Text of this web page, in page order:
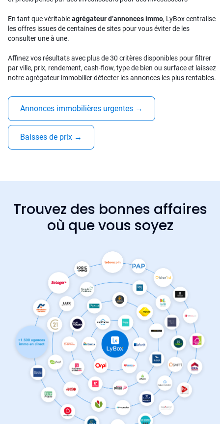
En tant que véritableagrégateur d’annonces immo, LyBox centralise
les offres issues de centaines de sites pour vous éviter de les
consulter une à une.
Affinez vos résultats avec plus de 30 critères disponibles pour filtrer
par ville, prix, rendement, cash-flow, type de bien ou surface et laissez
notre agrégateur immobilier détecter les annonces les plus rentables.
Annonces immobilières urgentes →
Baisses de prix →
Trouvez des bonnes affaires
où que vous soyez